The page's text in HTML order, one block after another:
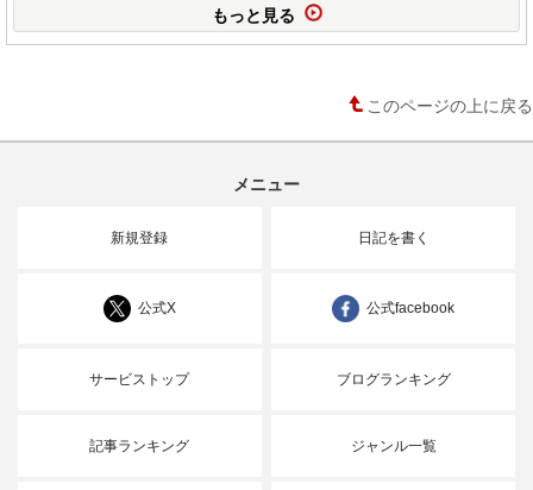
もっと見る
このページの上に戻る
メニュー
新規登録 日記を書く
公式X 公式facebook
サービストップ ブログランキング
記事ランキング ジャンル一覧